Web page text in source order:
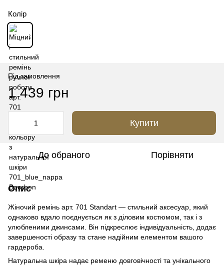
Колір
Під замовлення
1 439 грн
Купити
До обраного Порівняти
Опис
Жіночий ремінь арт. 701 Standart — стильний аксесуар, який
однаково вдало поєднується як з діловим костюмом, так і з
улюбленими джинсами. Він підкреслює індивідуальність, додає
завершеності образу та стане надійним елементом вашого
гардероба.
Натуральна шкіра надає ременю довговічності та унікального